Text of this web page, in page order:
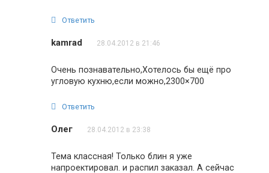
Ответить
kamrad 28.04.2012 в 21:46
Очень познавательно,Хотелось бы ещё про
угловую кухню,если можно,2300×700
Ответить
Олег 28.04.2012 в 23:38
Тема классная! Только блин я уже
напроектировал. и распил заказал. А сейчас